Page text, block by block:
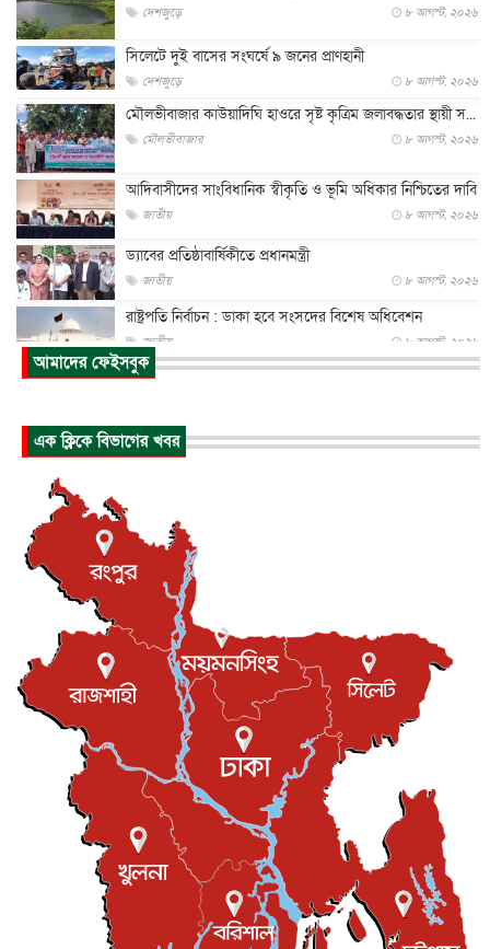
দেশজুড়ে ৮ আগস্ট, ২০২৬
সিলেটে দুই বাসের সংঘর্ষে ৯ জনের প্রাণহানী
দেশজুড়ে ৮ আগস্ট, ২০২৬
মৌলভীবাজার কাউয়াদিঘি হাওরে সৃষ্ট কৃত্রিম জলাবদ্ধতার স্থায়ী স...
মৌলভীবাজার ৮ আগস্ট, ২০২৬
আদিবাসীদের সাংবিধানিক স্বীকৃতি ও ভূমি অধিকার নিশ্চিতের দাবি
জাতীয় ৮ আগস্ট, ২০২৬
ড্যাবের প্রতিষ্ঠাবার্ষিকীতে প্রধানমন্ত্রী
জাতীয় ৮ আগস্ট, ২০২৬
রাষ্ট্রপতি নির্বাচন : ডাকা হবে সংসদের বিশেষ অধিবেশন
জাতীয় ৮ আগস্ট, ২০২৬
প্রধানমন্ত্রীর সঙ্গে সাক্ষাতে খুদে শিল্পী অনুশ্রী রায়ের স্বপ...
পাকিস্তান-তুরস্কের সঙ্গে প্রতিরক্ষা চুক্তি সৌদি আরবকে কতটা ন...
যুক্তরাজ্যে গ্রুমিং কেলেঙ্কারি : পাকিস্তানির অপরাধে অস্বস্তি...
আন্তর্জাতিক
বিরোধ কাটিয়ে কূটনৈতিক সম্পর্ক পুনঃস্থাপন করছে মেক্সিকো ও
আন্তর্জাতিক
এবার ওটিটিতে মুক্তি পেল ‘মালিক’
বিনোদন ৮ আগস্ট, ২০২৬
রিয়ালকে ‘না’ বলা রদ্রির জন্য বার্সার কাছে কত চাইল ম্যানসিটি
খেলাধুলা
শিল্পকলায় চলচ্চিত্র উৎসব, বিনা মূল্যে দেখা যাবে ৬ সিনেমা
বিনোদন ৮ আগস্ট, ২০২৬
ইস্ট লন্ডন মসজিদের জুমার খুতবা : “কুরআন হোক জীবন দেখার
লেন্স...
ইসলাম ও জীবন ৭ আগস্ট, ২০২৬
সিলেটের কন্যা মোহিনী রশিদ এনওয়াইপিডির উচ্চপদস্থ কর্মকর্তা
আমাদের ফেইসবুক
এক ক্লিকে বিভাগের খবর